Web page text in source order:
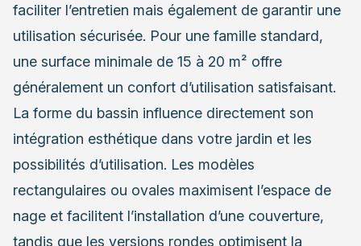
faciliter l’entretien mais également de garantir une
utilisation sécurisée. Pour une famille standard,
une surface minimale de 15 à 20 m² offre
généralement un confort d’utilisation satisfaisant.
La forme du bassin influence directement son
intégration esthétique dans votre jardin et les
possibilités d’utilisation. Les modèles
rectangulaires ou ovales maximisent l’espace de
nage et facilitent l’installation d’une couverture,
tandis que les versions rondes optimisent la